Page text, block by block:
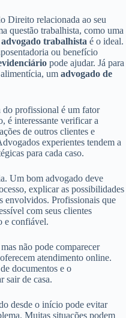
Direito relacionada ao seu
questão trabalhista, como uma
advogado trabalhista é o ideal.
ou benefício
pode ajudar. Já para
um advogado de
do profissional é um fator
é interessante verificar a
de outros clientes e
experientes tendem a
para cada caso.
Um bom advogado deve
explicar as possibilidades
envolvidos. Profissionais que
com seus clientes
e confiável.
não pode comparecer
atendimento online.
documentos e o
sair de casa.
desde o início pode evitar
Muitas situações podem